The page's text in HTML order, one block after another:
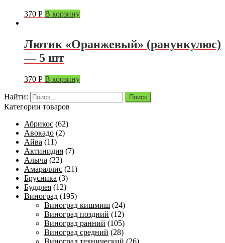
370 Р В корзину
Лютик «Оранжевый» (ранункулюс)
— 5 шт
370 Р В корзину
Найти:
Категории товаров
Абрикос (62)
Авокадо (2)
Айва (11)
Актинидия (7)
Алыча (22)
Амараллис (21)
Брусника (3)
Буддлея (12)
Виноград (195)
Виноград кишмиш (24)
Виноград поздний (12)
Виноград ранний (105)
Виноград средний (28)
Виноград технический (26)